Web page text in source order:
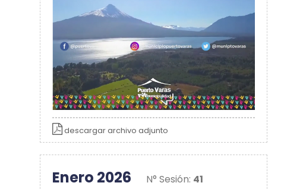
descargar archivo adjunto
Enero 2026 N° Sesión: 41